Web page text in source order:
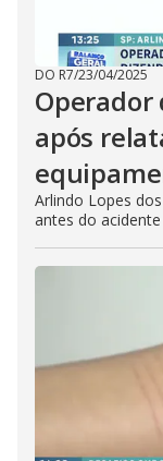
DO R7/23/04/2025
após
Arlindo Lopes
antes do